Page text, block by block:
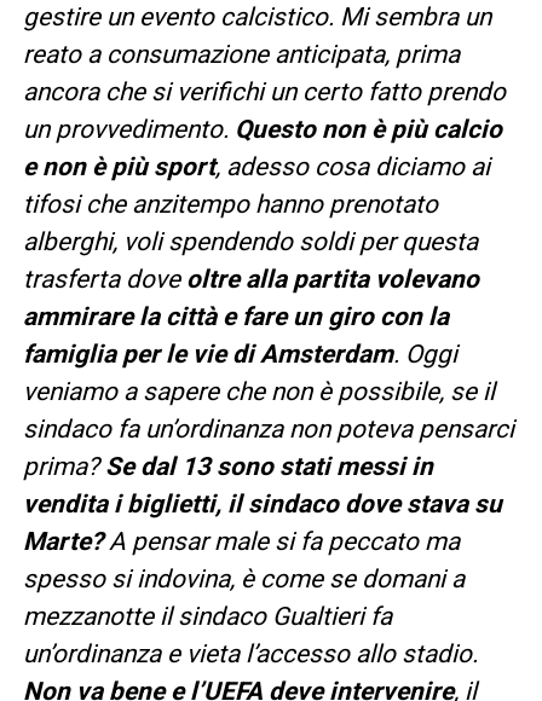
gestire un evento calcistico. Mi sembra un
reato a consumazione anticipata, prima
ancora che si verifichi un certo fatto prendo
un provvedimento. Questo non è più calcio
e non è più sport, adesso cosa diciamo ai
tifosi che anzitempo hanno prenotato
alberghi, voli spendendo soldi per questa
trasferta dove oltre alla partita volevano
ammirare la città e fare un giro con la
famiglia per le vie di Amsterdam. Oggi
veniamo a sapere che non è possibile, se il
sindaco fa un’ordinanza non poteva pensarci
prima?Se dal 13 sono stati messi in
vendita i biglietti, il sindaco dove stava su
Marte?A pensar male si fa peccato ma
spesso si indovina, è come se domani a
mezzanotte il sindaco Gualtieri fa
un’ordinanza e vieta l’accesso allo stadio.
Non va bene e l’UEFA deve intervenire, il